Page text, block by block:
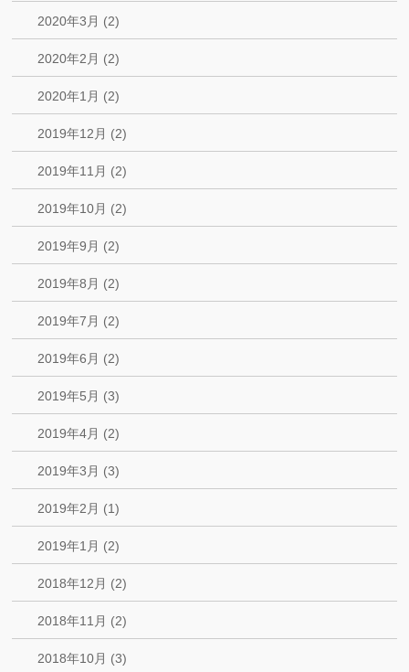
2020年3月 (2)
2020年2月 (2)
2020年1月 (2)
2019年12月 (2)
2019年11月 (2)
2019年10月 (2)
2019年9月 (2)
2019年8月 (2)
2019年7月 (2)
2019年6月 (2)
2019年5月 (3)
2019年4月 (2)
2019年3月 (3)
2019年2月 (1)
2019年1月 (2)
2018年12月 (2)
2018年11月 (2)
2018年10月 (3)